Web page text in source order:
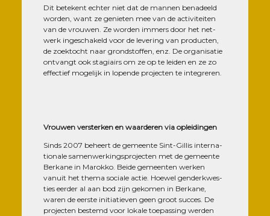
Dit betekent ech­ter niet dat de man­nen bena­deeld
wor­den, want ze genie­ten mee van de acti­vi­tei­ten
van de vrou­wen. Ze wor­den immers door het net­
werk inges­cha­keld voor de leve­ring van pro­duc­ten,
de zoek­tocht naar grond­stof­fen, enz. De orga­ni­sa­tie
ont­vangt ook sta­giairs om ze op te lei­den en ze zo
effec­tief moge­lijk in lopende pro­jec­ten te integreren.
Vrou­wen vers­ter­ken en waar­de­ren via opleidingen
Sinds 2007 beheert de gemeente Sint-Gil­lis inter­na­
tio­nale samen­wer­king­spro­jec­ten met de gemeente
Ber­kane in Marok­ko. Beide gemeen­ten wer­ken
vanuit het the­ma sociale actie. Hoe­wel gen­derk­wes­
ties eer­der al aan bod zijn geko­men in Ber­kane,
waren de eerste ini­tia­tie­ven geen groot succes. De
pro­jec­ten bes­temd voor lokale toe­pas­sing wer­den